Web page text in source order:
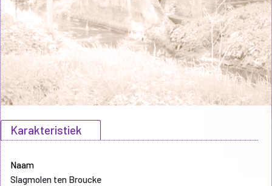
Karakteristiek
Naam
Slagmolen ten Broucke